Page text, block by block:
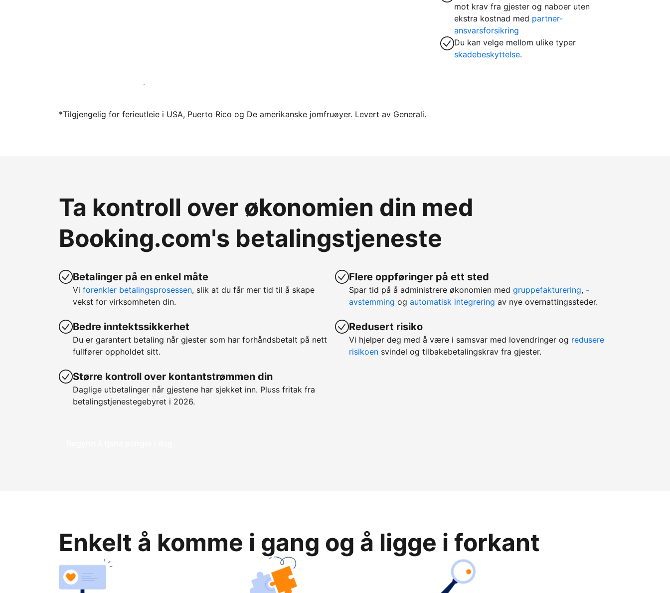
mot krav fra gjester og naboer uten
ekstra kostnad med partner-
ansvarsforsikring
Du kan velge mellom ulike typer
skadebeskyttelse.
Lei ut ferieboligen din gjennom oss i dag
*Tilgjengelig for ferieutleie i USA, Puerto Rico og De amerikanske jomfruøyer. Levert av Generali.
Ta kontroll over økonomien din med
Booking.com's betalingstjeneste
Betalinger på en enkel måte
Vi forenkler betalingsprosessen, slik at du får mer tid til å skape
vekst for virksomheten din.
Bedre inntektssikkerhet
Du er garantert betaling når gjester som har forhåndsbetalt på nett
fullfører oppholdet sitt.
Større kontroll over kontantstrømmen din
Daglige utbetalinger når gjestene har sjekket inn. Pluss fritak fra
betalingstjenestegebyret i 2026.
Flere oppføringer på ett sted
Spar tid på å administrere økonomien med gruppefakturering, -
avstemming og automatisk integrering av nye overnattingssteder.
Redusert risiko
Vi hjelper deg med å være i samsvar med lovendringer og redusere
risikoen svindel og tilbakebetalingskrav fra gjester.
Begynn å tjene penger i dag
Enkelt å komme i gang og å ligge i forkant